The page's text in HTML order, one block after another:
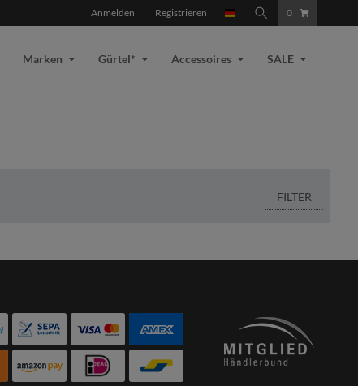
Anmelden Registrieren 0
Marken Gürtel* Accessoires SALE
FILTER